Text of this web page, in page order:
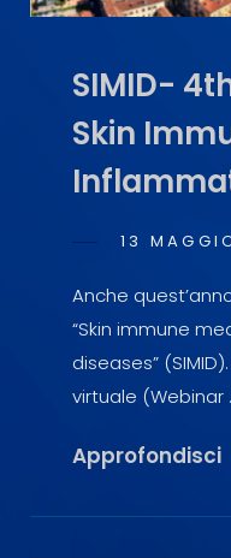
SIMID-
Skin
POSTED
13
Anche
“Skin immune
diseases”
virtuale (Webinar
Approfondisci